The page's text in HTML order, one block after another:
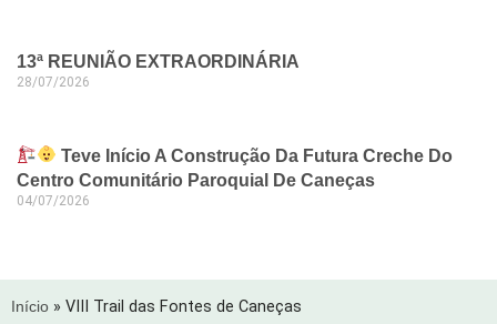
13ª REUNIÃO EXTRAORDINÁRIA
28/07/2026
Teve Início A Construção Da Futura Creche Do
Centro Comunitário Paroquial De Caneças
04/07/2026
Início » VIII Trail das Fontes de Caneças